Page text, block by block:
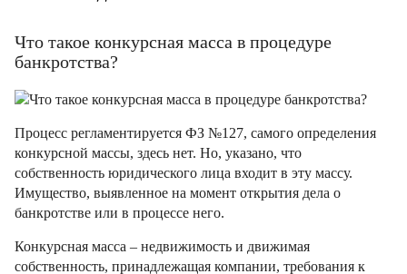
Что такое конкурсная масса в процедуре
банкротства?
Процесс регламентируется ФЗ №127, самого определения
конкурсной массы, здесь нет. Но, указано, что
собственность юридического лица входит в эту массу.
Имущество, выявленное на момент открытия дела о
банкротстве или в процессе него.
Конкурсная масса – недвижимость и движимая
собственность, принадлежащая компании, требования к